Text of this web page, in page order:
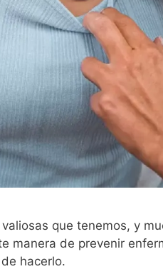
que tenemos, y
manera de prevenir
hacerlo.